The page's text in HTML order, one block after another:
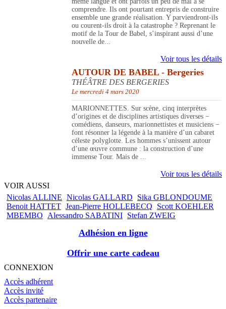
comprendre. Ils ont pourtant entrepris de construire
ensemble une grande réalisation. Y parviendront-ils
ou courent-ils droit à la catastrophe ? Reprenant le
motif de la Tour de Babel, s’inspirant aussi d’une
nouvelle de...
Voir tous les détails
AUTOUR DE BABEL - Bergeries
THÉÂTRE DES BERGERIES
Le mercredi 4 mars 2020
MARIONNETTES. Sur scène, cinq interprètes
d’origines et de disciplines artistiques diverses −
comédiens, danseurs, marionnettistes et musiciens −
font résonner la légende à la manière d’un cabaret
céleste polyglotte. Les hommes s’unissent autour
d’une œuvre commune : la construction d’une
immense Tour. Mais de ...
Voir tous les détails
VOIR AUSSI
Nicolas ALLINE Nicolas GALLARD
Sika GBLONDOUME
Benoit HATTET Jean-Pierre HOLLEBECQ
Scott KOEHLER
MBEMBO
Alessandro SABATINI Stefan ZWEIG
Adhésion en ligne
Offrir une carte cadeau
CONNEXION
Accès adhérent
Accès invité
Accès partenaire